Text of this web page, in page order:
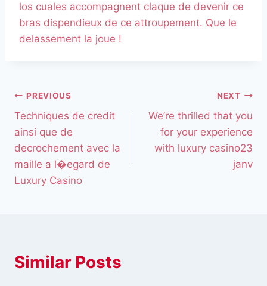
los cuales accompagnent claque de devenir ce
bras dispendieux de ce attroupement. Que le
delassement la joue !
PREVIOUS
Techniques de credit
ainsi que de
decrochement avec la
maille a l�egard de
Luxury Casino
NEXT
We’re thrilled that you
for your experience
with luxury casino23
janv
Similar Posts